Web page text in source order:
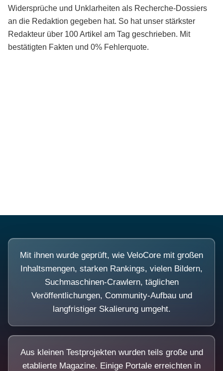
Widersprüche und Unklarheiten als Recherche-Dossiers
an die Redaktion gegeben hat. So hat unser stärkster
Redakteur über 100 Artikel am Tag geschrieben. Mit
bestätigten Fakten und 0% Fehlerquote.
Mit ihnen wurde geprüft, wie VeloCore mit großen
Inhaltsmengen, starken Rankings, vielen Bildern,
Suchmaschinen-Crawlern, täglichen
Veröffentlichungen, Community-Aufbau und
langfristiger Skalierung umgeht.
Aus kleinen Testprojekten wurden teils große und
etablierte Magazine. Einige Portale erreichten in